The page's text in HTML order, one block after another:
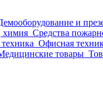
и
химия Средства
Офисная
товары